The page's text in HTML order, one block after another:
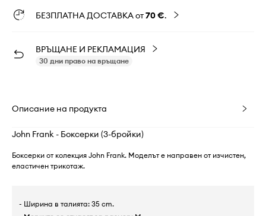
БЕЗПЛАТНА ДОСТАВКА от70 €.
ВРЪЩАНЕ И РЕКЛАМАЦИЯ
30 дни право на връщане
Описание на продукта
John Frank - Боксерки (3-бройки)
Боксерки от колекция John Frank. Моделът е направен от изчистен,
еластичен трикотаж.
- Ширина в талията: 35 cm.